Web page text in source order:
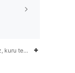
kuru temizleme